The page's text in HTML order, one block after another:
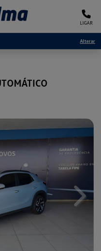
LIGAR
Alterar
Next